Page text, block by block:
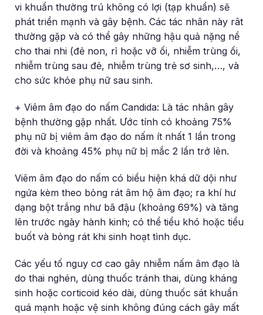
vi khuẩn thường trú không có lợi (tạp khuẩn) sẽ
phát triển mạnh và gây bệnh. Các tác nhân này rât
thường gặp và có thể gây những hậu quả nặng nề
cho thai nhi (đẻ non, rỉ hoặc vỡ ối, nhiễm trùng ối,
nhiễm trùng sau đẻ, nhiễm trùng trẻ sơ sinh,…, và
cho sức khỏe phụ nữ sau sinh.
+ Viêm âm đạo do nấm Candida: Là tác nhân gây
bệnh thường gặp nhất. Ước tính có khoảng 75%
phụ nữ bị viêm âm đạo do nấm ít nhất 1 lần trong
đời và khoảng 45% phụ nữ bị mắc 2 lần trở lên.
Viêm âm đạo do nấm có biểu hiện khá dữ dội như
ngứa kèm theo bỏng rát âm hộ âm đạo; ra khí hư
dạng bột trắng như bã đậu (khoảng 69%) và tăng
lên trước ngày hành kinh; có thể tiểu khó hoặc tiểu
buốt và bỏng rát khi sinh hoạt tình dục.
Các yếu tố nguy cơ cao gây nhiễm nấm âm đạo là
do thai nghén, dùng thuốc tránh thai, dùng kháng
sinh hoặc corticoid kéo dài, dùng thuốc sát khuẩn
quá mạnh hoặc vệ sinh không đúng cách gây mất